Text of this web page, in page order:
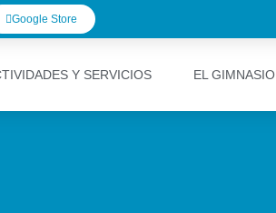
Google Store
Y SERVICIOS EL GIMNASIO